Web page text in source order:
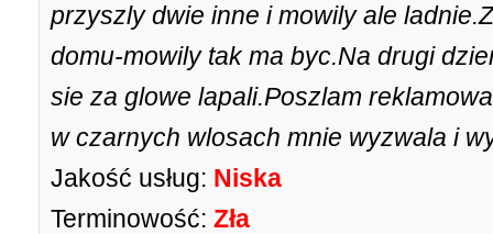
przyszly dwie inne i mowily ale
domu-mowily tak ma byc.Na drugi
sie za glowe lapali.Poszlam
w czarnych wlosach mnie wyzwala i
Jakość usług: Niska
Terminowość: Zła